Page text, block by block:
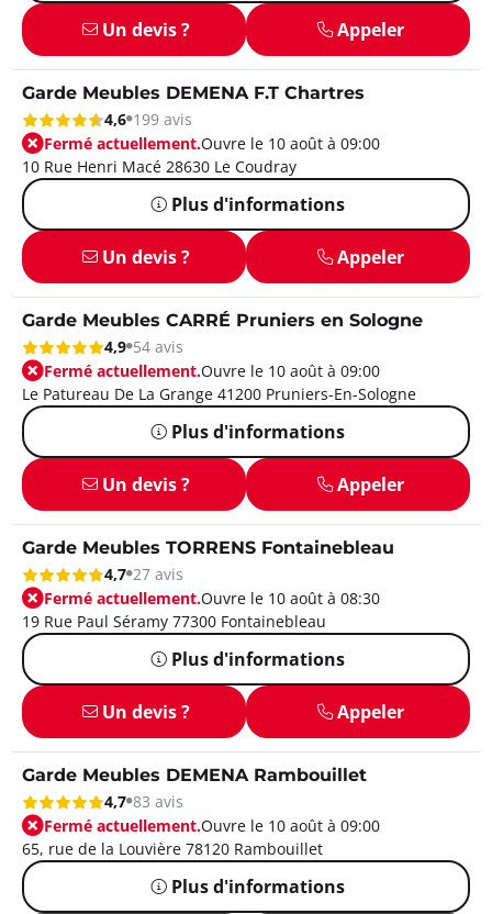
Un devis ? Appeler
Garde Meubles DEMENA F.T Chartres
4,6 199 avis
Fermé actuellement.Ouvre le 10 août à 09:00
10 Rue Henri Macé 28630 Le Coudray
Plus d'informations
Un devis ? Appeler
Garde Meubles CARRÉ Pruniers en Sologne
4,9 54 avis
Fermé actuellement.Ouvre le 10 août à 09:00
Le Patureau De La Grange 41200 Pruniers-En-Sologne
Plus d'informations
Un devis ? Appeler
Garde Meubles TORRENS Fontainebleau
4,7 27 avis
Fermé actuellement.Ouvre le 10 août à 08:30
19 Rue Paul Séramy 77300 Fontainebleau
Plus d'informations
Un devis ? Appeler
Garde Meubles DEMENA Rambouillet
4,7 83 avis
Fermé actuellement.Ouvre le 10 août à 09:00
65, rue de la Louvière 78120 Rambouillet
Plus d'informations